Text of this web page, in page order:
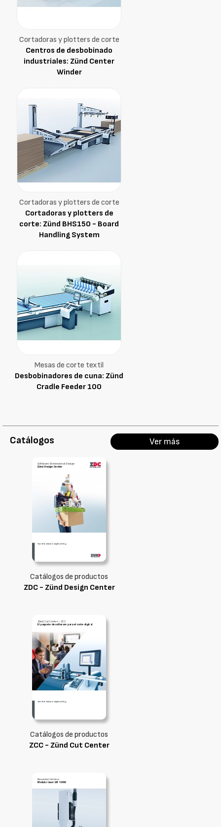
Cortadoras y plotters de corte
Centros de desbobinado
industriales: Zünd Center
Winder
Cortadoras y plotters de corte
Cortadoras y plotters de
corte: Zünd BHS150 - Board
Handling System
Mesas de corte textil
Desbobinadores de cuna: Zünd
Cradle Feeder 100
Catálogos Ver más
Catálogos de productos
ZDC - Zünd Design Center
Catálogos de productos
ZCC - Zünd Cut Center